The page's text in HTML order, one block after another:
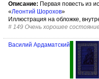
Описание: Первая повесть из
«Леонтий Шорохов»
Иллюстрация на обложке,
# 149 Очень хорошее
Василий Ардаматский